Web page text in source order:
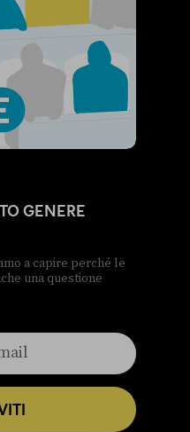
GENERE
a capire perché le
una questione